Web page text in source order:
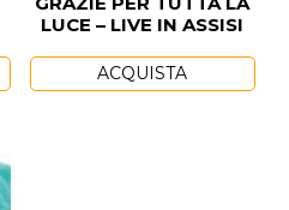
LUCE – LIVE IN ASSISI
ACQUISTA